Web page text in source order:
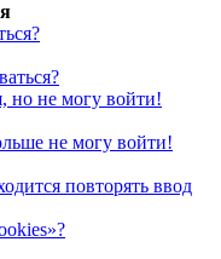
но не могу войти!
не могу войти!
повторять ввод